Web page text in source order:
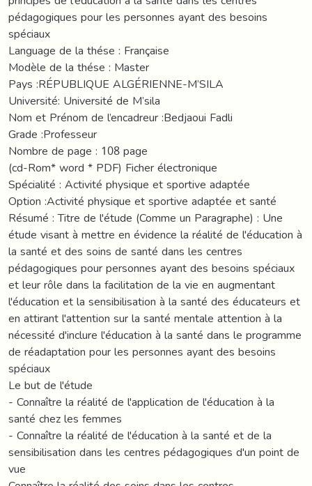
pédagogiques pour les personnes ayant des besoins
spéciaux
Language de la thése : Française
Modèle de la thése : Master
Pays :RÉPUBLIQUE ALGÉRIENNE-M’SILA
Université: Université de M’sila
Nom et Prénom de l’encadreur :Bedjaoui Fadli
Grade :Professeur
Nombre de page : 108 page
(cd-Rom* word * PDF) Ficher électronique
Spécialité : Activité physique et sportive adaptée
Option :Activité physique et sportive adaptée et santé
Résumé : Titre de l'étude (Comme un Paragraphe) : Une
étude visant à mettre en évidence la réalité de l'éducation à
la santé et des soins de santé dans les centres
pédagogiques pour personnes ayant des besoins spéciaux
et leur rôle dans la facilitation de la vie en augmentant
l'éducation et la sensibilisation à la santé des éducateurs et
en attirant l'attention sur la santé mentale attention à la
nécessité d'inclure l'éducation à la santé dans le programme
de réadaptation pour les personnes ayant des besoins
spéciaux
Le but de l'étude
- Connaître la réalité de l'application de l'éducation à la
santé chez les femmes
- Connaître la réalité de l'éducation à la santé et de la
sensibilisation dans les centres pédagogiques d'un point de
vue